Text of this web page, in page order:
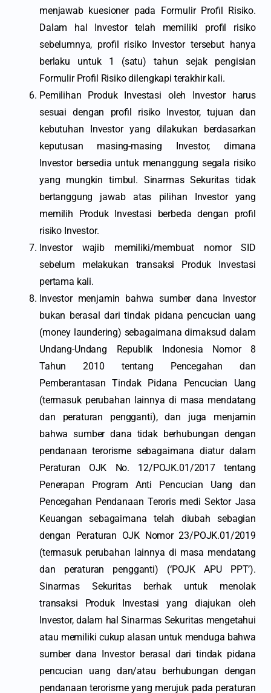
menjawab kuesioner pada Formulir Profil Risiko.
Dalam hal Investor telah memiliki profil risiko
sebelumnya, profil risiko Investor tersebut hanya
berlaku untuk 1 (satu) tahun sejak pengisian
Formulir Profil Risiko dilengkapi terakhir kali.
Pemilihan Produk Investasi oleh Investor harus
sesuai dengan profil risiko Investor, tujuan dan
kebutuhan Investor yang dilakukan berdasarkan
keputusan masing-masing Investor, dimana
Investor bersedia untuk menanggung segala risiko
yang mungkin timbul. Sinarmas Sekuritas tidak
bertanggung jawab atas pilihan Investor yang
memilih Produk Investasi berbeda dengan profil
risiko Investor.
Investor wajib memiliki/membuat nomor SID
sebelum melakukan transaksi Produk Investasi
pertama kali.
Investor menjamin bahwa sumber dana Investor
bukan berasal dari tindak pidana pencucian uang
(money laundering) sebagaimana dimaksud dalam
Undang-Undang Republik Indonesia Nomor 8
Tahun 2010 tentang Pencegahan dan
Pemberantasan Tindak Pidana Pencucian Uang
(termasuk perubahan lainnya di masa mendatang
dan peraturan pengganti), dan juga menjamin
bahwa sumber dana tidak berhubungan dengan
pendanaan terorisme sebagaimana diatur dalam
Peraturan OJK No. 12/POJK.01/2017 tentang
Penerapan Program Anti Pencucian Uang dan
Pencegahan Pendanaan Teroris medi Sektor Jasa
Keuangan sebagaimana telah diubah sebagian
dengan Peraturan OJK Nomor 23/POJK.01/2019
(termasuk perubahan lainnya di masa mendatang
dan peraturan pengganti) (‘POJK APU PPT’).
Sinarmas Sekuritas berhak untuk menolak
transaksi Produk Investasi yang diajukan oleh
Investor, dalam hal Sinarmas Sekuritas mengetahui
atau memiliki cukup alasan untuk menduga bahwa
sumber dana Investor berasal dari tindak pidana
pencucian uang dan/atau berhubungan dengan
pendanaan terorisme yang merujuk pada peraturan